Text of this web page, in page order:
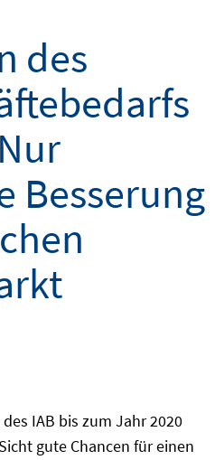
des
Besserung
IAB bis zum Jahr 2020
gute Chancen für einen